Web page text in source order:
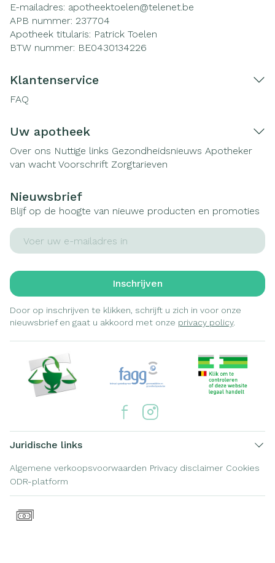
E-mailadres: apotheektoelen@telenet.be
APB nummer: 237704
Apotheek titularis: Patrick Toelen
BTW nummer: BE0430134226
Klantenservice
FAQ
Uw apotheek
Over ons Nuttige links Gezondheidsnieuws Apotheker
van wacht Voorschrift Zorgtarieven
Nieuwsbrief
Blijf op de hoogte van nieuwe producten en promoties
E-mail adres
Inschrijven
Door op inschrijven te klikken, schrijft u zich in voor onze
nieuwsbrief en gaat u akkoord met onze privacy policy.
Juridische links
Algemene verkoopsvoorwaarden Privacy disclaimer Cookies
ODR-platform